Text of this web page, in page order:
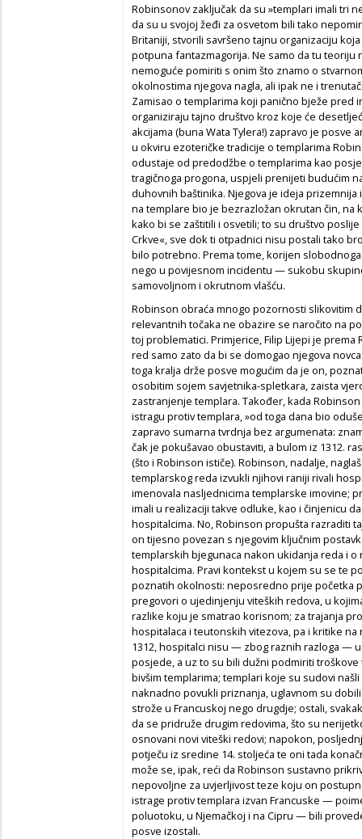
Robinsonov zaključak da su »templari imali tri
da su u svojoj žeđi za osvetom bili tako
Britaniji, stvorili savršeno tajnu organizaciju
potpuna fantazmagorija. Ne samo da tu
nemoguće pomiriti s onim što znamo o
okolnostima njegova nagla, ali ipak ne i
Zamisao o templarima koji panično bježe pred
organiziraju tajno društvo kroz koje će
akcijama (buna Wata Tylera!) zapravo je posve
u okviru ezoteričke tradicije o templarima
odustaje od predodžbe o templarima kao
tragičnoga progona, uspjeli prenijeti budućim
duhovnih baštinika. Njegova je ideja
na templare bio je bezrazložan okrutan čin, na
kako bi se zaštitili i osvetili; to su društvo
Crkve«, sve dok ti otpadnici nisu postali tako
bilo potrebno. Prema tome, korijen
nego u povijesnom incidentu — sukobu
samovoljnom i okrutnom vlašću.
Robinson obraća mnogo pozornosti slikovitim
relevantnih točaka ne obazire se naročito na
toj problematici. Primjerice, Filip Lijepi je
red samo zato da bi se domogao njegova
toga kralja drže posve mogućim da je on,
osobitim sojem savjetnika-spletkara, zaista
zastranjenje templara. Također, kada
istragu protiv templara, »od toga dana bio
zapravo sumarna tvrdnja bez argumenata:
čak je pokušavao obustaviti, a bulom iz 1312.
(što i Robinson ističe). Robinson, nadalje,
templarskog reda izvukli njihovi raniji rivali
imenovala nasljednicima templarske imovine;
imali u realizaciji takve odluke, kao i činjenicu
hospitalcima. No, Robinson propušta razraditi
on tijesno povezan s njegovim ključnim
templarskih bjegunaca nakon ukidanja reda i
hospitalcima. Pravi kontekst u kojem su se te
poznatih okolnosti: neposredno prije početka
pregovori o ujedinjenju viteških redova, u
razlike koju je smatrao korisnom; za trajanja
hospitalaca i teutonskih vitezova, pa i kritike
1312, hospitalci nisu — zbog raznih razloga —
posjede, a uz to su bili dužni podmiriti
bivšim templarima; templari koje su sudovi
naknadno povukli priznanja, uglavnom su
strože u Francuskoj nego drugdje; ostali,
da se pridruže drugim redovima, što su
osnovani novi viteški redovi; napokon,
potječu iz sredine 14. stoljeća te oni tada
može se, ipak, reći da Robinson sustavno
nepovoljne za uvjerljivost teze koju on
istrage protiv templara izvan Francuske —
poluotoku, u Njemačkoj i na Cipru — bili
posve izostali.